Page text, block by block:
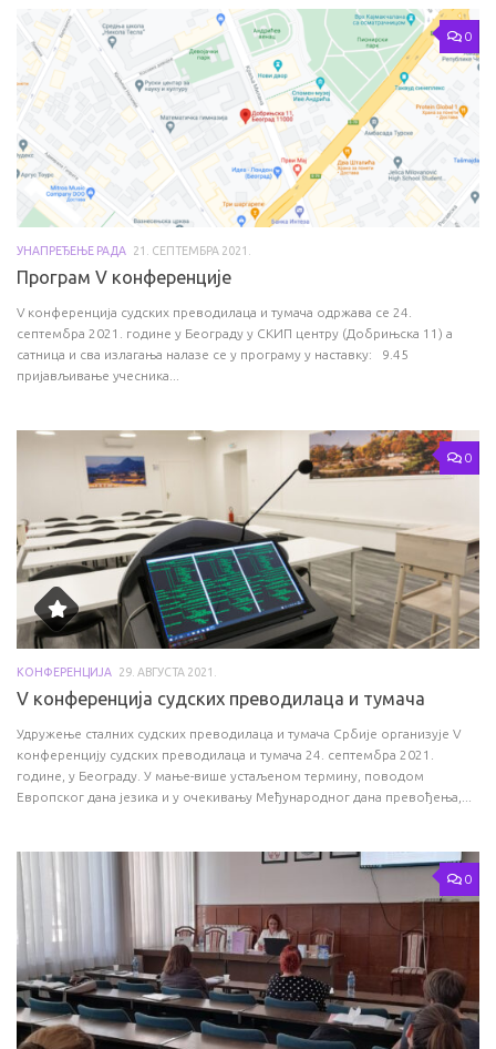
0
УНАПРЕЂЕЊЕ РАДА 21. СЕПТЕМБРА 2021.
Програм V конференције
V конференција судских преводилаца и тумача одржава се 24.
септембра 2021. године у Београду у СКИП центру (Добрињска 11) а
сатница и сва излагања налазе се у програму у наставку: 9.45
пријављивање учесника...
0
КОНФЕРЕНЦИЈА 29. АВГУСТА 2021.
V конференција судских преводилаца и тумача
Удружење сталних судских преводилаца и тумача Србије организује V
конференцију судских преводилаца и тумача 24. септембра 2021.
године, у Београду. У мање-више устаљеном термину, поводом
Европског дана језика и у очекивању Међународног дана превођења,...
0